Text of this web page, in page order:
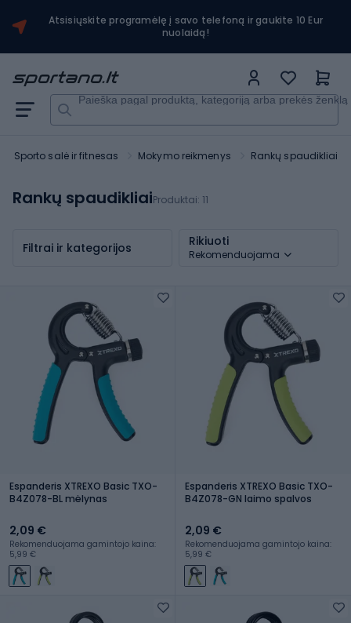
Atsisiųskite programėlę į savo telefoną ir gaukite 10 Eur
nuolaidą!
Paieška pagal produktą, kategoriją arba prekės ženklą
Sporto salė ir fitnesas Mokymo reikmenys Rankų spaudikliai
Rankų spaudikliaiProduktai: 11
Filtrai ir kategorijos Rikiuoti
Rekomenduojama
Espanderis XTREXO Basic TXO-
B4Z078-BL mėlynas
2,09 €
Rekomenduojama gamintojo kaina:
5,99 €
Espanderis XTREXO Basic TXO-
B4Z078-GN laimo spalvos
2,09 €
Rekomenduojama gamintojo kaina:
5,99 €